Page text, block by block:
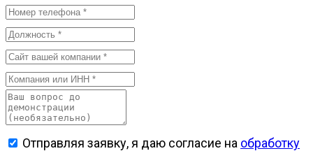
Отправляя заявку, я даю согласие на обработку